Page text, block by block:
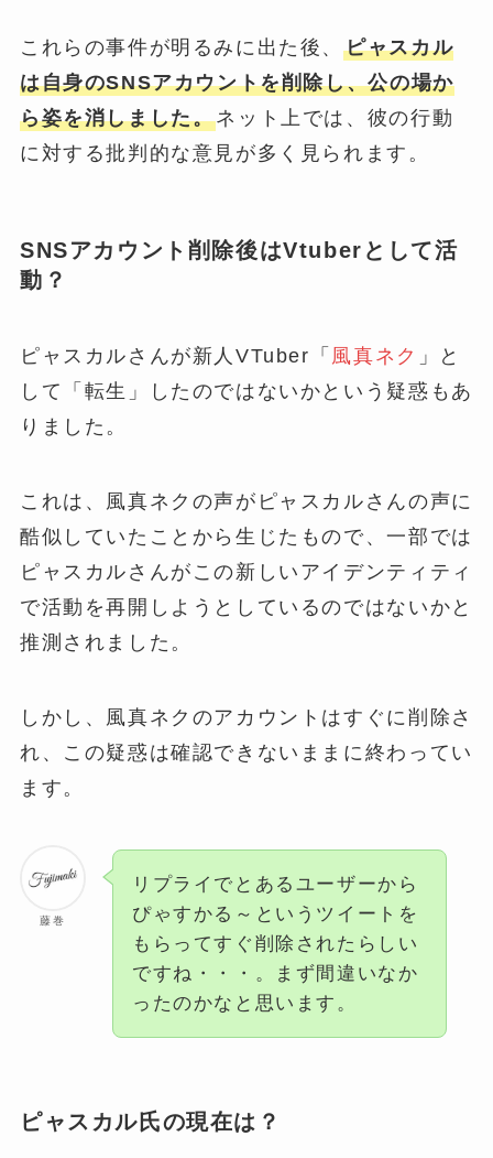
これらの事件が明るみに出た後、ピャスカル
は自身のSNSアカウントを削除し、公の場か
ら姿を消しました。ネット上では、彼の行動
に対する批判的な意見が多く見られます。
SNSアカウント削除後はVtuberとして活
動？
ピャスカルさんが新人VTuber「 風真ネク 」と
して「転生」したのではないかという疑惑もあ
りました。
これは、風真ネクの声がピャスカルさんの声に
酷似していたことから生じたもので、一部では
ピャスカルさんがこの新しいアイデンティティ
で活動を再開しようとしているのではないかと
推測されました。
しかし、風真ネクのアカウントはすぐに削除さ
れ、この疑惑は確認できないままに終わってい
ます​​。
藤巻
リプライでとあるユーザーから
ぴゃすかる～というツイートを
もらってすぐ削除されたらしい
ですね・・・。まず間違いなか
ったのかなと思います。
ピャスカル氏の現在は？